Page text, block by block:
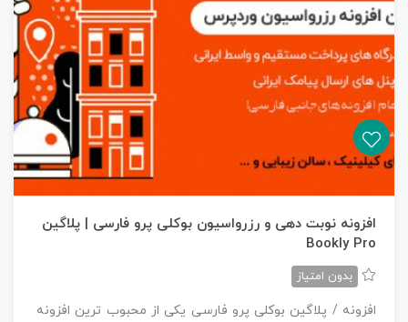
افزونه نوبت دهی و رزرواسیون بوکلی پرو فارسی | پلاگین
Bookly Pro
بدون امتیاز
افزونه / پلاگین بوکلی پرو فارسی یکی از محبوب ترین افزونه